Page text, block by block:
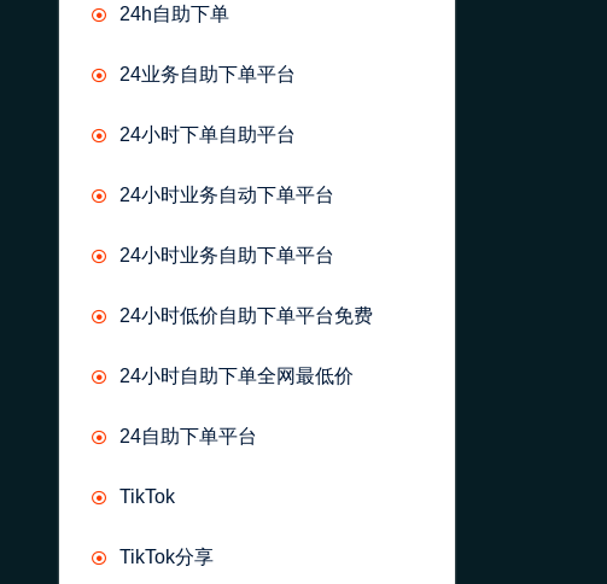
24h自助下单
24业务自助下单平台
24小时下单自助平台
24小时业务自动下单平台
24小时业务自助下单平台
24小时低价自助下单平台免费
24小时自助下单全网最低价
24自助下单平台
TikTok
TikTok分享